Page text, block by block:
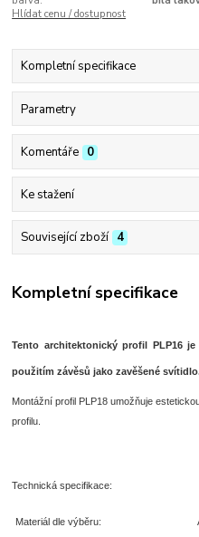
Hlídat cenu / dostupnost
Kompletní specifikace
Parametry
Komentáře 0
Ke stažení
Související zboží 4
Kompletní specifikace
Tento architektonický profil PLP16
použitím závěsů jako zavěšené
Montážní profil PLP18 umožňuje
profilu.
Technická specifikace:
Materiál dle výběru: